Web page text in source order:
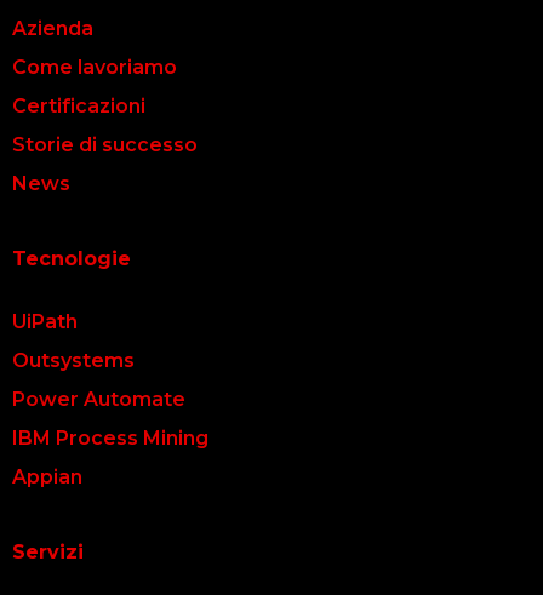
Azienda
Come lavoriamo
Certificazioni
Storie di successo
News
Tecnologie
UiPath
Outsystems
Power Automate
IBM Process Mining
Appian
Servizi